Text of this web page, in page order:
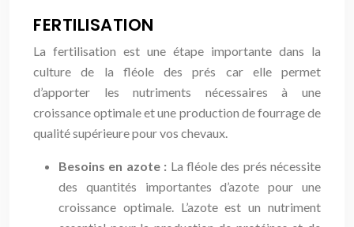
FERTILISATION
La fertilisation est une étape importante dans la
culture de la fléole des prés car elle permet
d’apporter les nutriments nécessaires à une
croissance optimale et une production de fourrage de
qualité supérieure pour vos chevaux.
Besoins en azote : La fléole des prés nécessite
des quantités importantes d’azote pour une
croissance optimale. L’azote est un nutriment